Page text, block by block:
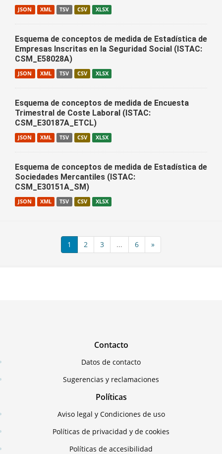
JSON XML TSV CSV XLSX
Esquema de conceptos de medida de Estadística de
Empresas Inscritas en la Seguridad Social (ISTAC:
CSM_E58028A)
JSON XML TSV CSV XLSX
Esquema de conceptos de medida de Encuesta
Trimestral de Coste Laboral (ISTAC:
CSM_E30187A_ETCL)
JSON XML TSV CSV XLSX
Esquema de conceptos de medida de Estadística de
Sociedades Mercantiles (ISTAC:
CSM_E30151A_SM)
JSON XML TSV CSV XLSX
1 2 3 ... 6 »
Contacto
Datos de contacto
Sugerencias y reclamaciones
Políticas
Aviso legal y Condiciones de uso
Políticas de privacidad y de cookies
Políticas de accesibilidad